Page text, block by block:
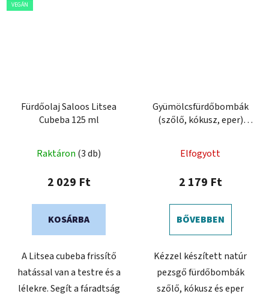
VEGÁN
Fürdőolaj Saloos Litsea
Cubeba 125 ml
Raktáron (3 db)
2 029 Ft
KOSÁRBA
A Litsea cubeba frissítő
hatással van a testre és a
lélekre. Segít a fáradtság
Gyümölcsfürdőbombák
(szőlő, kókusz, eper)
Elfogyott
2 179 Ft
BŐVEBBEN
Kézzel készített natúr
pezsgő fürdőbombák
szőlő, kókusz és eper